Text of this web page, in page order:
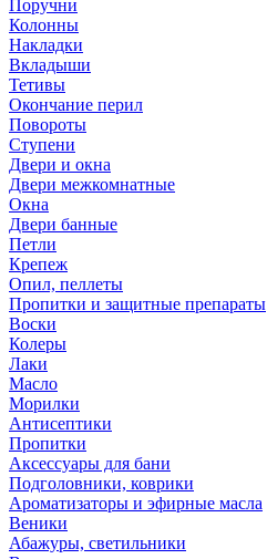
Поручни
Колонны
Накладки
Вкладыши
Тетивы
Окончание перил
Повороты
Ступени
Двери и окна
Двери межкомнатные
Окна
Двери банные
Петли
Крепеж
Опил, пеллеты
Пропитки и защитные препараты
Воски
Колеры
Лаки
Масло
Морилки
Антисептики
Пропитки
Аксессуары для бани
Подголовники, коврики
Ароматизаторы и эфирные масла
Веники
Абажуры, светильники